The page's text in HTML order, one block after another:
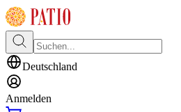
Deutschland
Anmelden